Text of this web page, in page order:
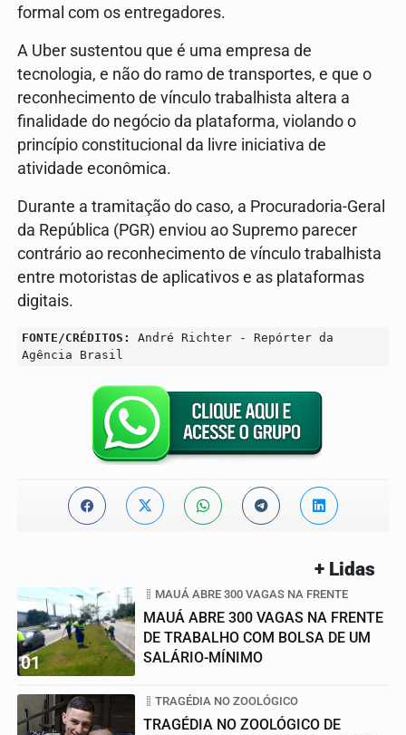
formal com os entregadores.
A Uber sustentou que é uma empresa de
tecnologia, e não do ramo de transportes, e que o
reconhecimento de vínculo trabalhista altera a
finalidade do negócio da plataforma, violando o
princípio constitucional da livre iniciativa de
atividade econômica.
Durante a tramitação do caso, a Procuradoria-Geral
da República (PGR) enviou ao Supremo parecer
contrário ao reconhecimento de vínculo trabalhista
entre motoristas de aplicativos e as plataformas
digitais.
FONTE/CRÉDITOS:
André Richter - Repórter da
Agência Brasil
+ Lidas
01
MAUÁ ABRE 300 VAGAS NA FRENTE
MAUÁ ABRE 300 VAGAS NA FRENTE
DE TRABALHO COM BOLSA DE UM
SALÁRIO-MÍNIMO
TRAGÉDIA NO ZOOLÓGICO
TRAGÉDIA NO ZOOLÓGICO DE